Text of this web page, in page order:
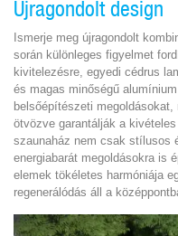
Újragondolt design
Ismerje meg újragondolt
során különleges figyelmet
kivitelezésre, egyedi cédrus
és magas minőségű
belsőépítészeti
ötvözve garantálják a
szaunaház nem csak stílusos
energiabarát megoldásokra is
elemek tökéletes harmóniája
regenerálódás áll a